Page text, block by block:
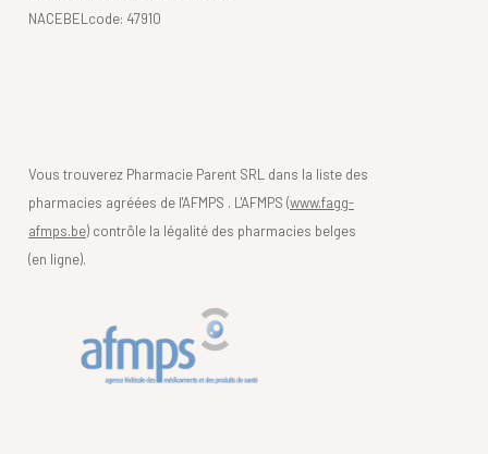
NACEBELcode: 47910
Vous trouverez Pharmacie Parent SRL dans la liste des
pharmacies agréées de l'AFMPS . L'AFMPS (www.fagg-
afmps.be) contrôle la légalité des pharmacies belges
(en ligne).